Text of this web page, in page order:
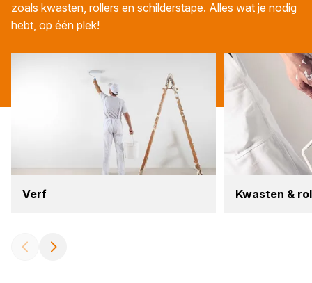
zoals kwasten, rollers en schilderstape. Alles wat je nodig
hebt, op één plek!
Verf Kwas­ten &